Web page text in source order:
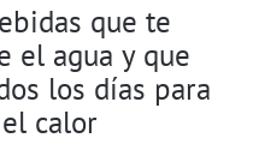
que te
el agua y que
los días para
calor